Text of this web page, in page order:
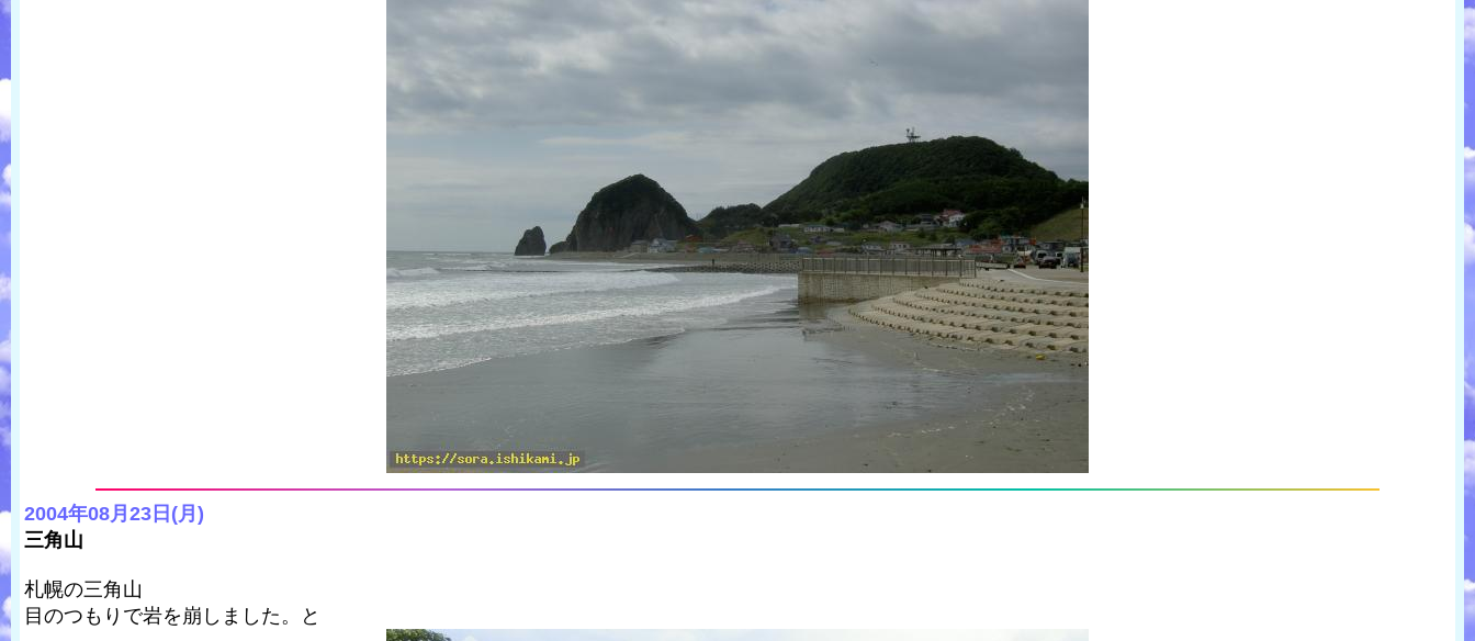
2004年08月23日(月)
三角山
札幌の三角山
目のつもりで岩を崩しました。と